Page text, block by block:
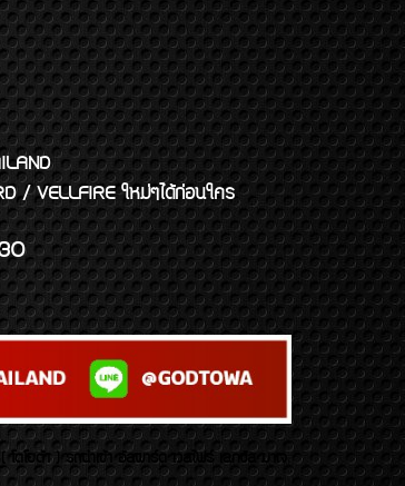
/ VELLFIRE ใหม่ๆได้ก่อนใคร
โยต้า ) รถนำเข้า อัลพาร์ด เวลไฟร์ เลกซัส มาเจ